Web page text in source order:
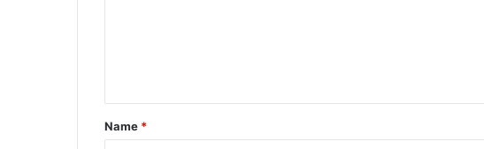
*
Name *